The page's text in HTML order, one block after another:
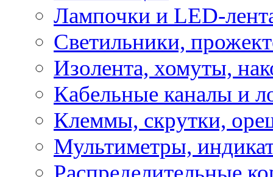
Лампочки и LED-
Светильники,
Изолента, хомуты,
Кабельные каналы и
Клеммы, скрутки,
Мультиметры,